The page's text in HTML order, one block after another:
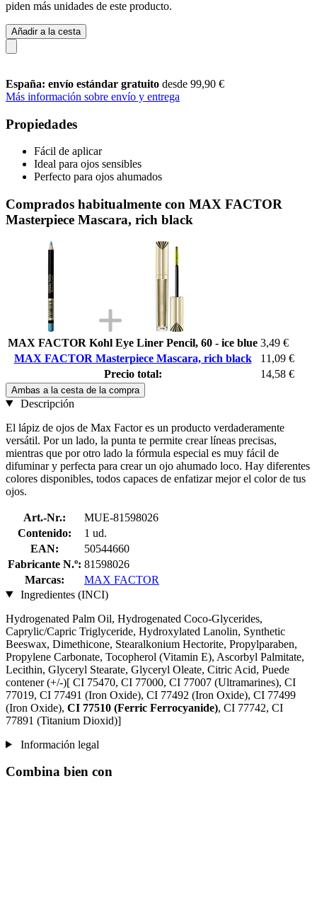
piden más unidades de este producto.
Añadir a la cesta
España: envío estándar gratuito desde 99,90 €
Más información sobre envío y entrega
Propiedades
Fácil de aplicar
Ideal para ojos sensibles
Perfecto para ojos ahumados
Comprados habitualmente con MAX FACTOR
Masterpiece Mascara, rich black
MAX FACTOR Kohl Eye Liner Pencil, 60 - ice blue 3,49 €
MAX FACTOR Masterpiece Mascara, rich black
11,09 €
Precio total:
14,58 €
Ambas a la cesta de la compra
Descripción
El lápiz de ojos de Max Factor es un producto verdaderamente
versátil. Por un lado, la punta te permite crear líneas precisas,
mientras que por otro lado la fórmula especial es muy fácil de
difuminar y perfecta para crear un ojo ahumado loco. Hay diferentes
colores disponibles, todos capaces de enfatizar mejor el color de tus
ojos.
Art.-Nr.:
MUE-81598026
Contenido:
1 ud.
EAN:
50544660
Fabricante N.º: 81598026
Marcas:
MAX FACTOR
Ingredientes (INCI)
Hydrogenated Palm Oil, Hydrogenated Coco-Glycerides,
Caprylic/Capric Triglyceride, Hydroxylated Lanolin, Synthetic
Beeswax, Dimethicone, Stearalkonium Hectorite, Propylparaben,
Propylene Carbonate, Tocopherol (Vitamin E), Ascorbyl Palmitate,
Lecithin, Glyceryl Stearate, Glyceryl Oleate, Citric Acid, Puede
contener (+/-)[ CI 75470, CI 77000, CI 77007 (Ultramarines) , CI
77019, CI 77491 (Iron Oxide), CI 77492 (Iron Oxide), CI 77499
(Iron Oxide), CI 77510 (Ferric Ferrocyanide), CI 77742, CI
77891 (Titanium Dioxid)]
Información legal
Combina bien con